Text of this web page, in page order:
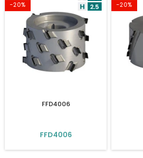
-20%
FFD4006
FFD4006
-20%